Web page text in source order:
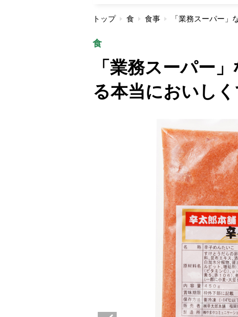
トップ 食 食事
食
「業務スーパー
る本当においし